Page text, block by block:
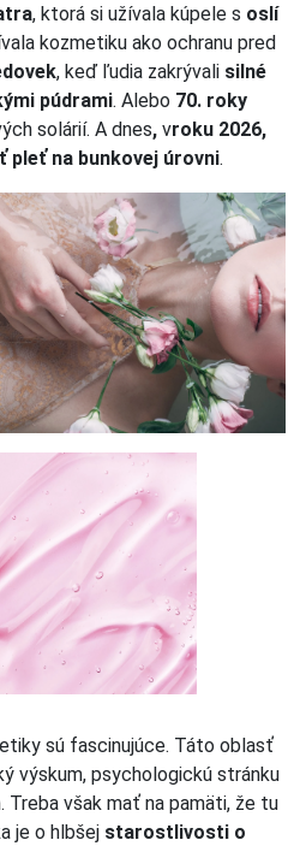
, ktorá si užívala kúpele s oslí
kozmetiku ako ochranu pred
, keď ľudia zakrývali silné
púdrami. Alebo 70. roky
solárií. A dnes, vroku 2026,
pleť na bunkovej úrovni.
sú fascinujúce. Táto oblasť
výskum, psychologickú stránku
Treba však mať na pamäti, že tu
je o hlbšej starostlivosti o